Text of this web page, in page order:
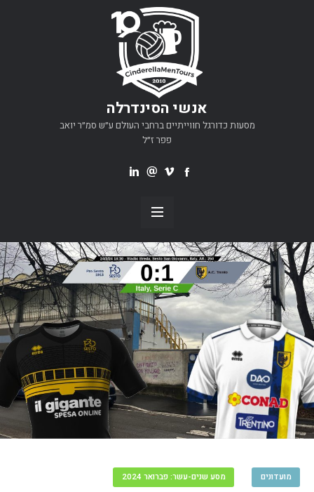
אנשי הסינדרלה
מסעות כדורגל חווייתיים ברחבי העולם ע״ש סמ״ר יואב
פפר ז״ל
מועדונים מסע שנים-עשר: פברואר 2024